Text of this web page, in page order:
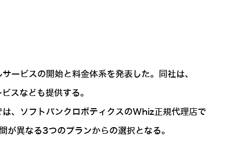
ービスの開始と料金体系を発表した。同社は、
スなども提供する。
、ソフトバンクロボティクスのWhiz正規代理店で
異なる3つのプランからの選択となる。